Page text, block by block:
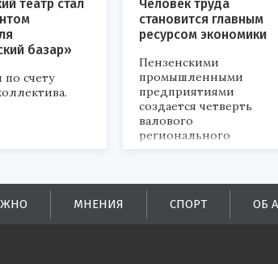
театр стал
базар»
по счету
Человек труда
становится главным
ресурсом экономики
Пензенскими
промышленными
предприятиями
создается четверть
валового
регионального
продукта и
поступлений в
бюджеты всех уровней.
МНЕНИЯ СПОРТ ОБ